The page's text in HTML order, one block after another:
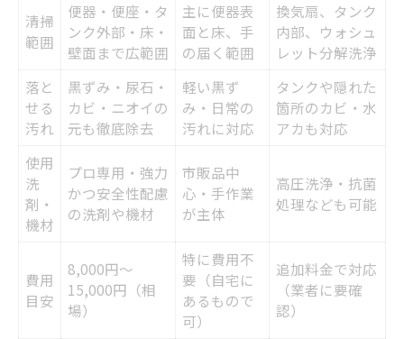
プロに頼むとトラブルが減る秘密
トイレクリーニングを頼む場合のポイント
トイレクリーニング依頼時の比較表
業者選びで注目したいポイント解説
トイレクリーニングの範囲を事前確認しよ
う
オプションサービスの選び方と注意点
口コミや評判を活用する方法
手ごわい汚れも業者で解決できる理由
業者のトイレクリーニング技術比較
清掃
範囲
便器・便座・タ
ンク外部・床・
壁面まで広範囲
主に便器表
面と床、手
の届く範囲
換気扇、タンク
内部、ウォシュ
レット分解洗浄
落と
せる
汚れ
黒ずみ・尿石・
カビ・ニオイの
元も徹底除去
軽い黒ず
み・日常の
汚れに対応
タンクや隠れた
箇所のカビ・水
アカも対応
使用
洗
剤・
機材
プロ専用・強力
かつ安全性配慮
の洗剤や機材
市販品中
心・手作業
が主体
高圧洗浄・抗菌
処理なども可能
費用
目安
8,000円〜
15,000円（相
場）
特に費用不
要（自宅に
あるもので
可）
追加料金で対応
（業者に要確
認）